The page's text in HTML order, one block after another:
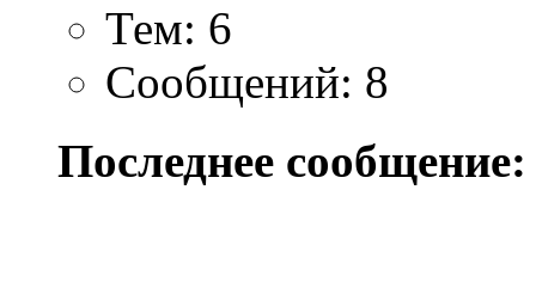
Тем: 6
Сообщений: 8
Последнее сообщение: